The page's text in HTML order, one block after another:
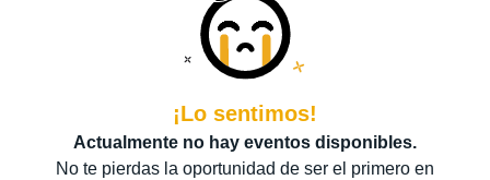
¡Lo sentimos!
Actualmente no hay eventos disponibles.
No te pierdas la oportunidad de ser el primero en